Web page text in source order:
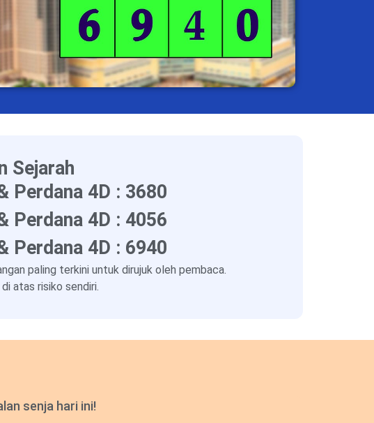
Sejarah
Perdana 4D : 3680
Perdana 4D : 4056
Perdana 4D : 6940
paling terkini untuk dirujuk oleh pembaca.
atas risiko sendiri.
senja hari ini!